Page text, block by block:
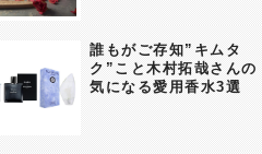
誰もがご存知”キムタ
ク”こと木村拓哉さんの
気になる愛用香水3選